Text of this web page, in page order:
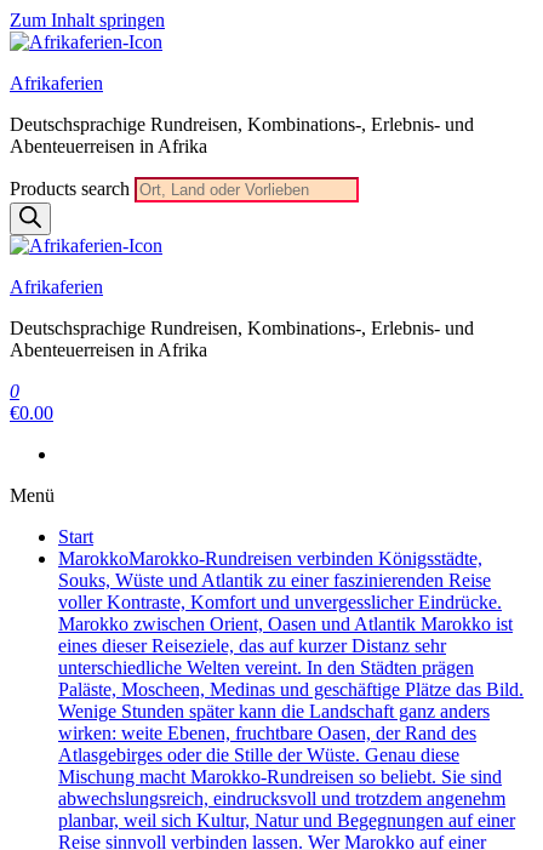
Zum Inhalt springen
Afrikaferien
Deutschsprachige Rundreisen, Kombinations-, Erlebnis- und
Abenteuerreisen in Afrika
Products search
Afrikaferien
Deutschsprachige Rundreisen, Kombinations-, Erlebnis- und
Abenteuerreisen in Afrika
0
€0.00
Menü
Start
MarokkoMarokko-Rundreisen verbinden Königsstädte,
Souks, Wüste und Atlantik zu einer faszinierenden Reise
voller Kontraste, Komfort und unvergesslicher Eindrücke.
Marokko zwischen Orient, Oasen und Atlantik Marokko ist
eines dieser Reiseziele, das auf kurzer Distanz sehr
unterschiedliche Welten vereint. In den Städten prägen
Paläste, Moscheen, Medinas und geschäftige Plätze das Bild.
Wenige Stunden später kann die Landschaft ganz anders
wirken: weite Ebenen, fruchtbare Oasen, der Rand des
Atlasgebirges oder die Stille der Wüste. Genau diese
Mischung macht Marokko-Rundreisen so beliebt. Sie sind
abwechslungsreich, eindrucksvoll und trotzdem angenehm
planbar, weil sich Kultur, Natur und Begegnungen auf einer
Reise sinnvoll verbinden lassen. Wer Marokko auf einer